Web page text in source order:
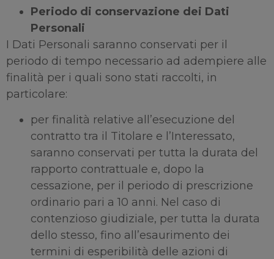
Periodo di conservazione dei Dati
Personali
I Dati Personali saranno conservati per il
periodo di tempo necessario ad adempiere alle
finalità per i quali sono stati raccolti, in
particolare:
per finalità relative all’esecuzione del
contratto tra il Titolare e l’Interessato,
saranno conservati per tutta la durata del
rapporto contrattuale e, dopo la
cessazione, per il periodo di prescrizione
ordinario pari a 10 anni. Nel caso di
contenzioso giudiziale, per tutta la durata
dello stesso, fino all’esaurimento dei
termini di esperibilità delle azioni di